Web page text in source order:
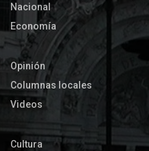
Nacional
Economía
Opinión
Columnas locales
Videos
Cultura